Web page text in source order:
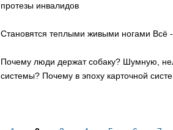
протезы инвалидов
Становятся теплыми живыми ногами Всё -
Почему люди держат собаку? Шумную,
системы? Почему в эпоху карточной